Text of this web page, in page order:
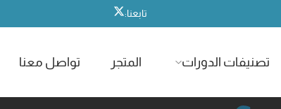
تابعنا:
تصنيفات الدورات المتجر تواصل معنا